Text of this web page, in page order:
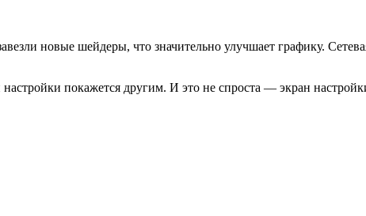
новые шейдеры, что значительно улучшает графику.
покажется другим. И это не спроста — экран